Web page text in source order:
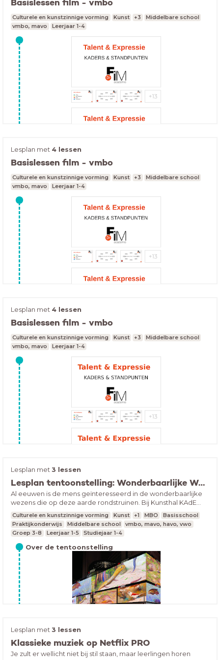
Culturele en kunstzinnige vorming Kunst +3
Middelbare school
vmbo, mavo
Leerjaar 1-4
Lesplan met 4 lessen
Basislessen film - vmbo
Culturele en kunstzinnige vorming Kunst +3
Middelbare school
vmbo, mavo
Leerjaar 1-4
Lesplan met 4 lessen
Basislessen film - vmbo
Culturele en kunstzinnige vorming Kunst +3
Middelbare school
vmbo, mavo
Leerjaar 1-4
Lesplan met 3 lessen
Lesplan tentoonstelling: Wonderbaarlijke Wezens
Al eeuwen is de mens geïnteresseerd in de wonderbaarlijke
wezens die op deze aarde rondstruinen. Bij Kunsthal KAdE
maakten we een tentoonstelling over die 'verwondering'.
Culturele en kunstzinnige vorming Kunst +1 MBO
Basisschool
Praktijkonderwijs
Middelbare school
vmbo, mavo, havo, vwo
Groep 3-8
Leerjaar 1-5 Studiejaar 1-4
Over de tentoonstelling
Vanaf 3 juni is de tentoonstelling Wonderbaarlijke
Wezens te zien. Al sinds de Griekse en Romeinse tijd
deelden avontuurlijke reizigers verhalen over de
wonderbaarlijke ‘wilde’ dieren die ze hebben gezien
tijdens hun verre reizen; met slagtanden, een grote
Tip! bereid je bezoek voor met de klas
Lesplan met 3 lessen
Klassieke muziek op Netflix PRO
Je zult er wellicht niet bij stil staan, maar leerlingen horen